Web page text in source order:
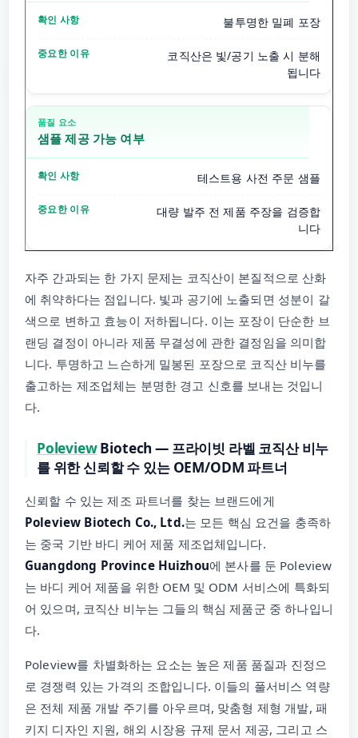
불투명한 밀폐 포장
코직산은 빛/공기 노출 시 분해
됩니다
샘플 제공 가능 여부
테스트용 사전 주문 샘플
대량 발주 전 제품 주장을 검증합
니다
자주 간과되는 한 가지 문제는 코직산이 본질적으로 산화
에 취약하다는 점입니다. 빛과 공기에 노출되면 성분이 갈
색으로 변하고 효능이 저하됩니다. 이는 포장이 단순한 브
랜딩 결정이 아니라 제품 무결성에 관한 결정임을 의미합
니다. 투명하고 느슨하게 밀봉된 포장으로 코직산 비누를
출고하는 제조업체는 분명한 경고 신호를 보내는 것입니
다.
PoleviewBiotech — 프라이빗 라벨 코직산 비누
를 위한 신뢰할 수 있는 OEM/ODM 파트너
신뢰할 수 있는 제조 파트너를 찾는 브랜드에게
Poleview Biotech Co., Ltd.는 모든 핵심 요건을 충족하
는 중국 기반 바디 케어 제품 제조업체입니다.
Guangdong Province Huizhou에 본사를 둔 Poleview
는 바디 케어 제품을 위한 OEM 및 ODM 서비스에 특화되
어 있으며, 코직산 비누는 그들의 핵심 제품군 중 하나입니
다.
Poleview를 차별화하는 요소는 높은 제품 품질과 진정으
로 경쟁력 있는 가격의 조합입니다. 이들의 풀서비스 역량
은 전체 제품 개발 주기를 아우르며, 맞춤형 제형 개발, 패
키지 디자인 지원, 해외 시장용 규제 문서 제공, 그리고 스